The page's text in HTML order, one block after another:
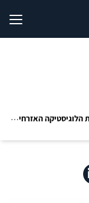
הופכות לכלי תקיפה בעומק אסטרטגי